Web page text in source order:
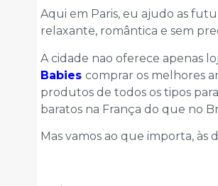
Aqui em Paris, eu ajudo as
relaxante, romântica e sem
A cidade nao oferece apenas
Babies comprar os melhores
produtos de todos os tipos
baratos na França do que no
Mas vamos ao que importa, às